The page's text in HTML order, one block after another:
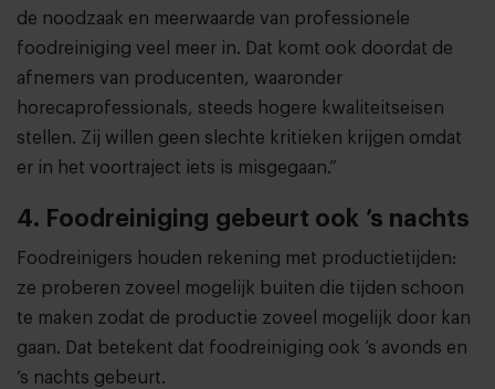
de noodzaak en meerwaarde van professionele
foodreiniging veel meer in. Dat komt ook doordat de
afnemers van producenten, waaronder
horecaprofessionals, steeds hogere kwaliteitseisen
stellen. Zij willen geen slechte kritieken krijgen omdat
er in het voortraject iets is misgegaan.”
4. Foodreiniging gebeurt ook ’s nachts
Foodreinigers houden rekening met productietijden:
ze proberen zoveel mogelijk buiten die tijden schoon
te maken zodat de productie zoveel mogelijk door kan
gaan. Dat betekent dat foodreiniging ook ’s avonds en
‘s nachts gebeurt.